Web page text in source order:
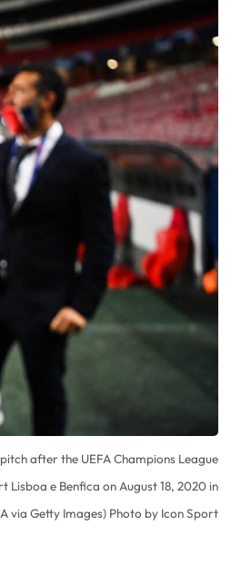
after the UEFA Champions League
e Benfica on August 18, 2020 in
via Getty Images) Photo by Icon Sport